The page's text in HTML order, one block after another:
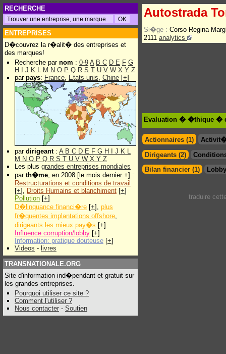
RECHERCHE
ENTREPRISES
D�couvrez la r�alit� des entreprises et
des marques!
Recherche par nom : 0-9 A B C D E F G
H
J K L M N O P Q R S T U V W X Y Z
par pays: France, Etats-unis, Chine [+]
par dirigeant: A B C D E F G H J K L
M N O P Q R S T U V W X Y Z
Les plus grandes entreprises mondiales
par th�me, en 2008 [le mois dernier +] :
Restructurations et conditions de travail
[+], Droits Humains et blanchiment [+]
Pollution [+]
D�linquance financi�re [+], plus
fr�quentes implantations offshore,
dirigeants les mieux pay�s [+]
Influence:corruption/lobby [+]
Information: pratique douteuse [+]
Videos - livres
TRANSNATIONALE.ORG
Site d'information ind�pendant et gratuit sur
les grandes entreprises.
Pourquoi utiliser ce site ?
Comment l'utiliser ?
Nous contacter - Soutien
Autostrada
Si�ge : Corso Regina
2111 analytics
Evaluation � �thique �
Actionnaires (1)
Dirigeants (2)
Bilan financier (1)
traduire